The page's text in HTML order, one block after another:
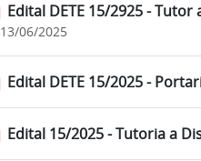
Edital DETE 15/2925 -
13/06/2025
Edital DETE 15/2025 -
Edital 15/2025 - Tutoria a